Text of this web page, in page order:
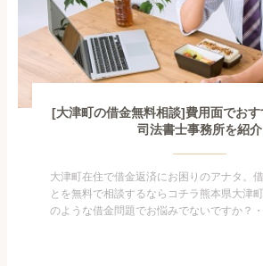
[大津町の借金無料相談]費用面でお
司法書士事務所を紹介
大津町在住で借金返済にお困りのアナタ。
とを無料で相談するならコチラ熊本県大津
のような借金問題でお悩みでないですか？
られたくない・借金の催促、取り立てで憂